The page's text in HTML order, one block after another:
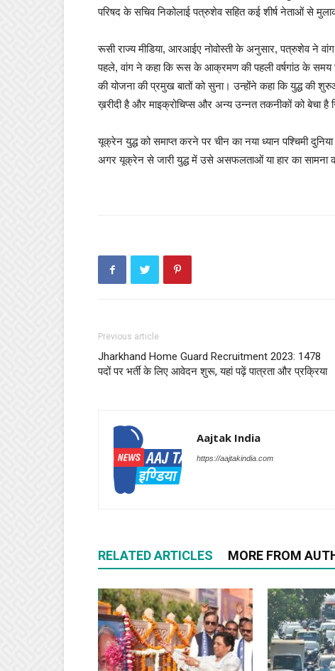
परिषद के सचिव निकोलाई पत्रुशेव सहित कई शीर्ष नेताओं से
रूसी राज्य मीडिया, आरआईए नोवोस्ती के अनुसार, पत्रुशेव ने
पहले, वांग ने कहा कि रूस के आक्रमण की पहली वर्षगांठ के समय
की योजना की प्रमुख बातों को सुना। उन्होंने कहा कि युद्ध
ख़रीदी है और माइक्रोचिप्स और अन्य उन्नत तकनीकों को बेचा है
यूक्रेन युद्ध को समाप्त करने पर चीन का नया ध्यान पश्चिमी
अगर यूक्रेन से जारी युद्ध में उसे असफलताओं या हार का सामना
Previous article
Jharkhand Home Guard Recruitment 2023: 1478
पदों पर भर्ती के लिए आवेदन शुरू, यहां पढ़ें पात्रता और प्रक्रिया
Aajtak India
https://aajtakindia.com
RELATED ARTICLES MORE FROM